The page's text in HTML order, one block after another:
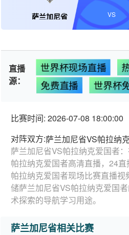
萨兰加尼省 VS
直播
源：
世界杯现场直播
免费直播
世界杯
比赛时间: 2026-07-08 18:00:00
对阵双方:萨兰加尼省VS帕拉纳
萨兰加尼省VS帕拉纳克爱国者
帕拉纳克爱国者高清直播，24
帕拉纳克爱国者现场比赛直播
储萨兰加尼省VS帕拉纳克爱国
术探索的导航学习用途。
萨兰加尼省相关比赛